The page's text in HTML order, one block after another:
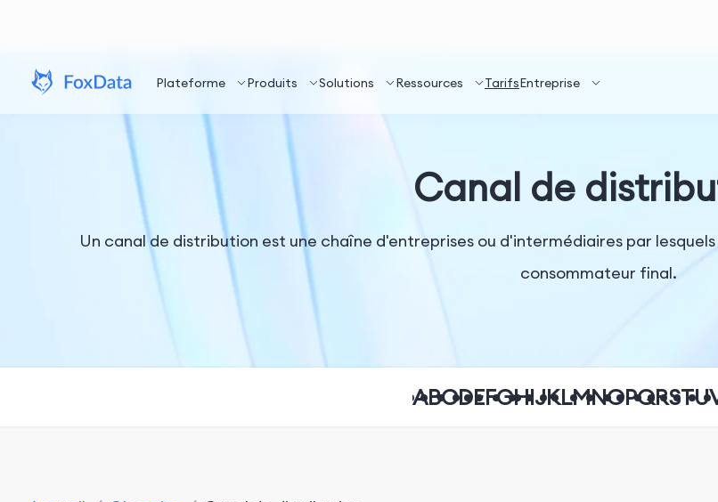
Plateforme Produits Solutions Ressources TarifsEntreprise
Canal de
Un canal de distribution est une chaîne d'entreprises ou d'intermédiaires par
consommateur final.
ABCDEFGHIJKLMNOPQRSTU